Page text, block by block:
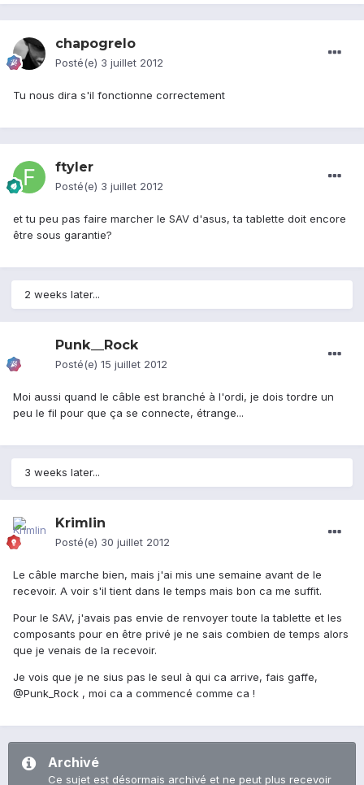
chapogrelo
Posté(e) 3 juillet 2012
Tu nous dira s'il fonctionne correctement
ftyler
Posté(e) 3 juillet 2012
et tu peu pas faire marcher le SAV d'asus, ta tablette doit encore
être sous garantie?
2 weeks later...
Punk__Rock
Posté(e) 15 juillet 2012
Moi aussi quand le câble est branché à l'ordi, je dois tordre un
peu le fil pour que ça se connecte, étrange...
3 weeks later...
Krimlin
Posté(e) 30 juillet 2012
Le câble marche bien, mais j'ai mis une semaine avant de le
recevoir. A voir s'il tient dans le temps mais bon ca me suffit.
Pour le SAV, j'avais pas envie de renvoyer toute la tablette et les
composants pour en être privé je ne sais combien de temps alors
que je venais de la recevoir.
Je vois que je ne sius pas le seul à qui ca arrive, fais gaffe,
@Punk_Rock , moi ca a commencé comme ca !
Archivé
Ce sujet est désormais archivé et ne peut plus recevoir